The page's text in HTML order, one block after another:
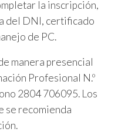
la inscripción,
del DNI, certificado
de PC.
manera presencial
Profesional N.º
2804 706095. Los
se recomienda